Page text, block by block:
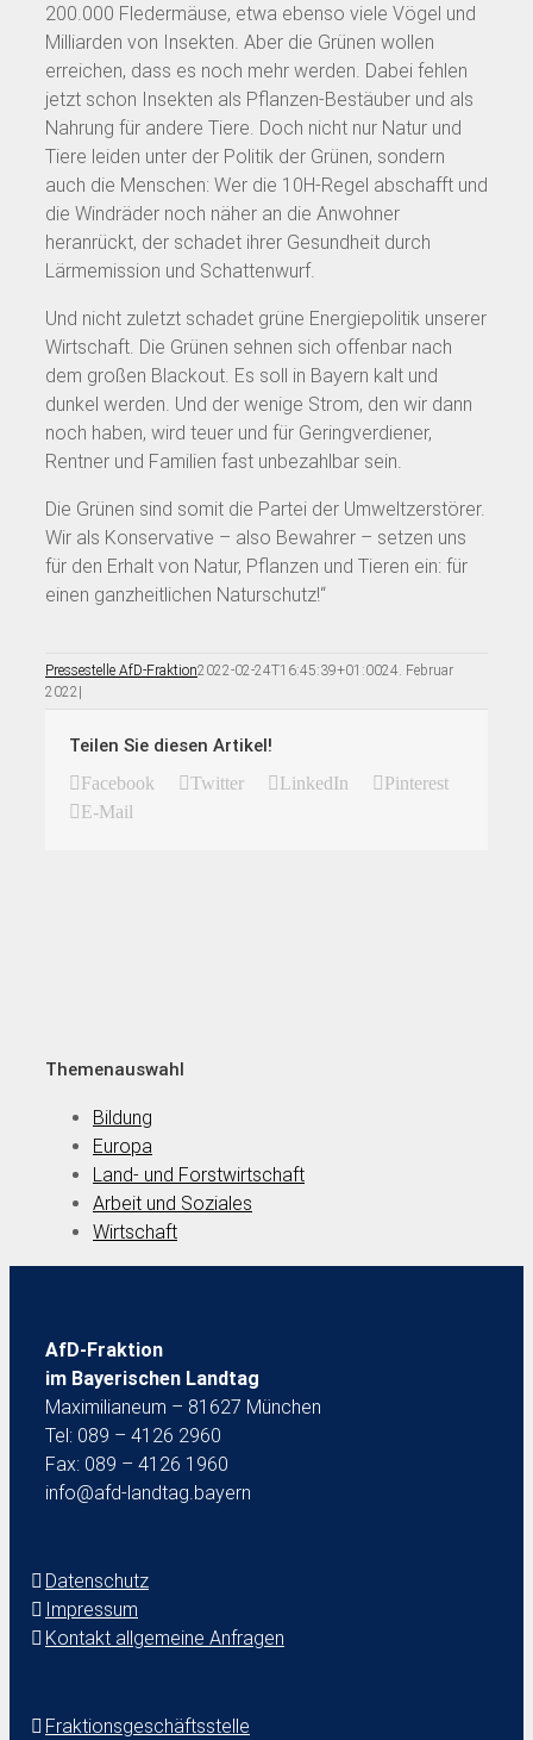
200.000 Fledermäuse, etwa ebenso viele Vögel und
Milliarden von Insekten. Aber die Grünen wollen
erreichen, dass es noch mehr werden. Dabei fehlen
jetzt schon Insekten als Pflanzen-Bestäuber und als
Nahrung für andere Tiere. Doch nicht nur Natur und
Tiere leiden unter der Politik der Grünen, sondern
auch die Menschen: Wer die 10H-Regel abschafft und
die Windräder noch näher an die Anwohner
heranrückt, der schadet ihrer Gesundheit durch
Lärmemission und Schattenwurf.
Und nicht zuletzt schadet grüne Energiepolitik unserer
Wirtschaft. Die Grünen sehnen sich offenbar nach
dem großen Blackout. Es soll in Bayern kalt und
dunkel werden. Und der wenige Strom, den wir dann
noch haben, wird teuer und für Geringverdiener,
Rentner und Familien fast unbezahlbar sein.
Die Grünen sind somit die Partei der Umweltzerstörer.
Wir als Konservative – also Bewahrer – setzen uns
für den Erhalt von Natur, Pflanzen und Tieren ein: für
einen ganzheitlichen Naturschutz!“
Pressestelle AfD-Fraktion2022-02-24T16:45:39+01:0024. Februar
2022 |
Teilen Sie diesen Artikel!
Facebook Twitter LinkedIn
Pinterest
E-Mail
Themenauswahl
Bildung
Europa
Land- und Forstwirtschaft
Arbeit und Soziales
Wirtschaft
AfD-Fraktion
im Bayerischen Landtag
Maximilianeum – 81627 München
Tel: 089 – 4126 2960
Fax: 089 – 4126 1960
info@afd-landtag.bayern
Datenschutz
Impressum
Kontakt allgemeine Anfragen
Fraktionsgeschäftsstelle